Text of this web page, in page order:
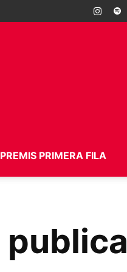
PREMIS PRIMERA FILA
publica